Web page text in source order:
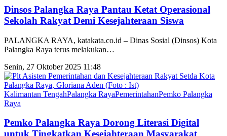
Dinsos Palangka Raya Pantau Ketat Operasional
Sekolah Rakyat Demi Kesejahteraan Siswa
PALANGKA RAYA, katakata.co.id – Dinas Sosial (Dinsos) Kota
Palangka Raya terus melakukan…
Senin, 27 Oktober 2025 11:48
Kalimantan TengahPalangka RayaPemerintahanPemko Palangka
Raya
Pemko Palangka Raya Dorong Literasi Digital